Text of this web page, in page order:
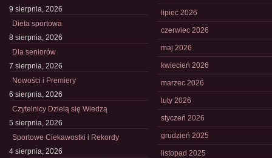
9 sierpnia, 2026
Dieta sportowa
8 sierpnia, 2026
Dla seniorów
7 sierpnia, 2026
Nowości i Premiery
6 sierpnia, 2026
Czytelnicy Dzielą się Wiedzą
5 sierpnia, 2026
Sportowe Ciekawostki i Rekordy
4 sierpnia, 2026
lipiec 2026
czerwiec 2026
maj 2026
kwiecień 2026
marzec 2026
luty 2026
styczeń 2026
grudzień 2025
listopad 2025